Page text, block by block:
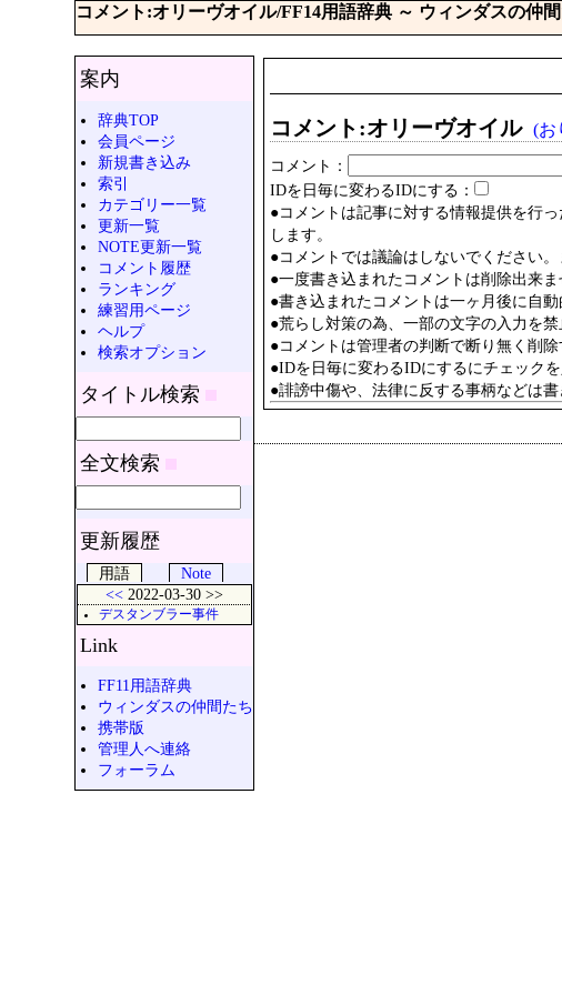
コメント:オリーヴオイル/FF14用語辞典 ～ ウィンダスの仲
案内
辞典TOP
会員ページ
新規書き込み
索引
カテゴリー一覧
更新一覧
NOTE更新一覧
コメント履歴
ランキング
練習用ページ
ヘルプ
検索オプション
タイトル検索
全文検索
更新履歴
用語
Note
<< 2022-03-30 >>
デスタンブラー事件
Link
FF11用語辞典
ウィンダスの仲間たち
携帯版
管理人へ連絡
フォーラム
コメント:オリーヴオイル (お
コメント：
IDを日毎に変わるIDにする：
●コメントは記事に対する情報提供を行
します。
●コメントでは議論はしないでください
●一度書き込まれたコメントは削除出来ま
●書き込まれたコメントは一ヶ月後に自動
●荒らし対策の為、一部の文字の入力を禁
●コメントは管理者の判断で断り無く削
●IDを日毎に変わるIDにするにチェック
●誹謗中傷や、法律に反する事柄などは